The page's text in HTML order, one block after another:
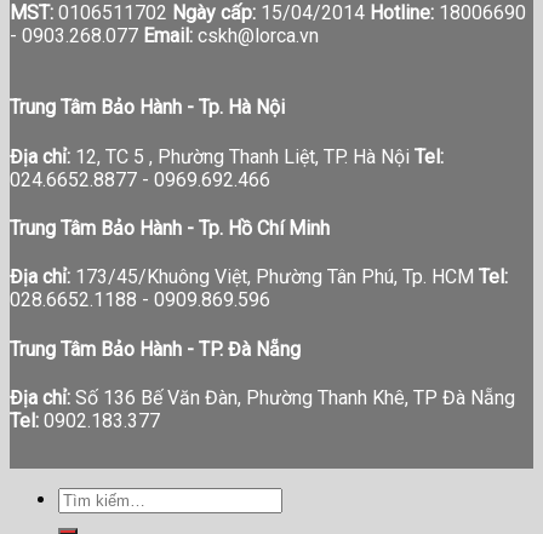
MST: 0106511702 Ngày cấp: 15/04/2014 Hotline: 18006690
- 0903.268.077 Email: cskh@lorca.vn
Trung Tâm Bảo Hành - Tp. Hà Nội
Địa chỉ: 12, TC 5 , Phường Thanh Liệt, TP. Hà Nội Tel:
024.6652.8877 - 0969.692.466
Trung Tâm Bảo Hành - Tp. Hồ Chí Minh
Địa chỉ: 173/45/Khuông Việt, Phường Tân Phú, Tp. HCM Tel:
028.6652.1188 - 0909.869.596
Trung Tâm Bảo Hành - TP. Đà Nẵng
Địa chỉ: Số 136 Bế Văn Đàn, Phường Thanh Khê, TP Đà Nẵng
Tel: 0902.183.377
Tìm
kiếm: